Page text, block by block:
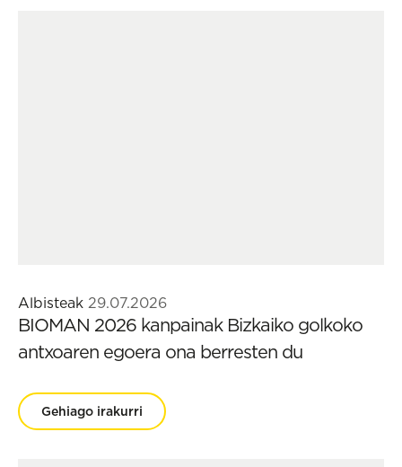
Albisteak 29.07.2026
BIOMAN 2026 kanpainak Bizkaiko golkoko
antxoaren egoera ona berresten du
Gehiago irakurri